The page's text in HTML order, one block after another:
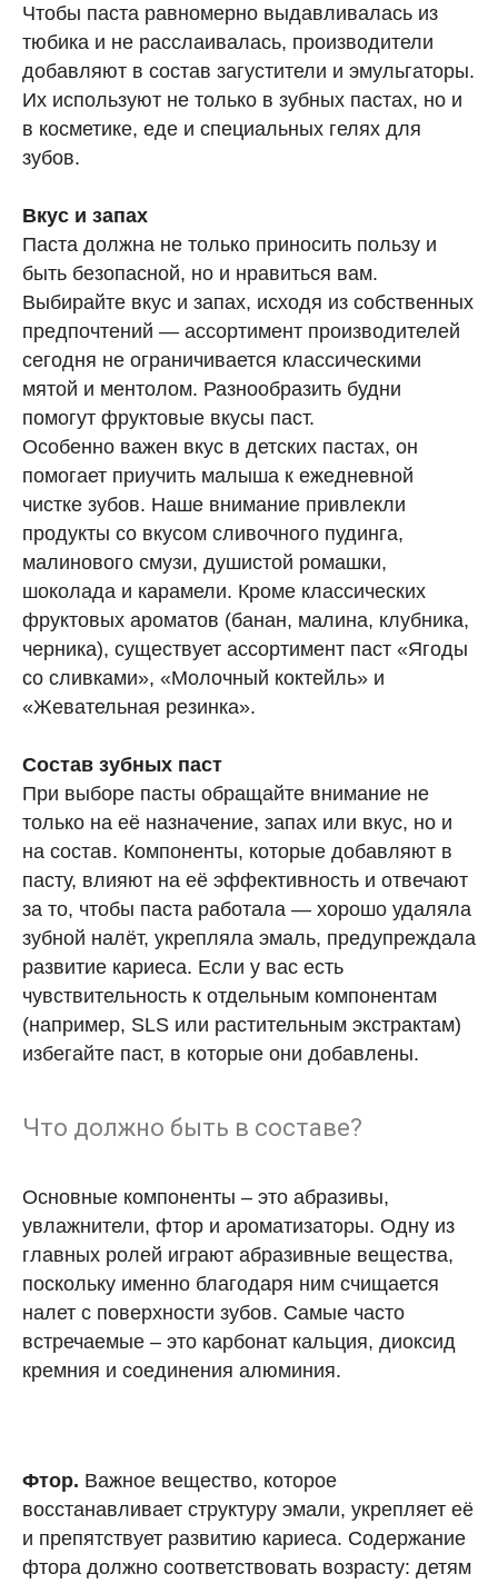
Чтобы паста равномерно выдавливалась из
тюбика и не расслаивалась, производители
добавляют в состав загустители и эмульгаторы.
Их используют не только в зубных пастах, но и
в косметике, еде и специальных гелях для
зубов.
Вкус и запах
Паста должна не только приносить пользу и
быть безопасной, но и нравиться вам.
Выбирайте вкус и запах, исходя из собственных
предпочтений — ассортимент производителей
сегодня не ограничивается классическими
мятой и ментолом. Разнообразить будни
помогут фруктовые вкусы паст.
Особенно важен вкус в детских пастах, он
помогает приучить малыша к ежедневной
чистке зубов. Наше внимание привлекли
продукты со вкусом сливочного пудинга,
малинового смузи, душистой ромашки,
шоколада и карамели. Кроме классических
фруктовых ароматов (банан, малина, клубника,
черника), существует ассортимент паст «Ягоды
со сливками», «Молочный коктейль» и
«Жевательная резинка».
Состав зубных паст
При выборе пасты обращайте внимание не
только на её назначение, запах или вкус, но и
на состав. Компоненты, которые добавляют в
пасту, влияют на её эффективность и отвечают
за то, чтобы паста работала — хорошо удаляла
зубной налёт, укрепляла эмаль, предупреждала
развитие кариеса. Если у вас есть
чувствительность к отдельным компонентам
(например, SLS или растительным экстрактам)
избегайте паст, в которые они добавлены.
Что должно быть в составе?
Основные компоненты – это абразивы,
увлажнители, фтор и ароматизаторы. Одну из
главных ролей играют абразивные вещества,
поскольку именно благодаря ним счищается
налет с поверхности зубов. Самые часто
встречаемые – это карбонат кальция, диоксид
кремния и соединения алюминия.
Фтор. Важное вещество, которое
восстанавливает структуру эмали, укрепляет её
и препятствует развитию кариеса. Содержание
фтора должно соответствовать возрасту: детям